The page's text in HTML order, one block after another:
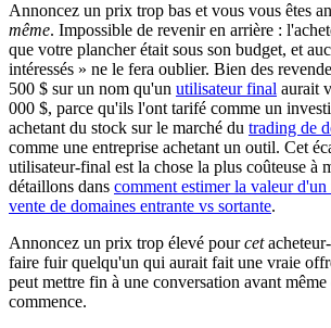
Annoncez un prix trop bas et vous vous êtes
même. Impossible de revenir en arrière :
que votre plancher était sous son budget, et
intéressés » ne le fera oublier. Bien des
500 $ sur un nom qu'un utilisateur final aurait
000 $, parce qu'ils l'ont tarifé comme un
achetant du stock sur le marché du trading de
comme une entreprise achetant un outil. Cet
utilisateur-final est la chose la plus coûteuse à
détaillons dans comment estimer la valeur
vente de domaines entrante vs sortante.
Annoncez un prix trop élevé pourcet
faire fuir quelqu'un qui aurait fait une vraie
peut mettre fin à une conversation avant
commence.